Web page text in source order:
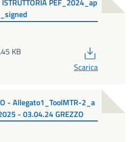
ISTRUTTORIA PEF_2024_ap
KB
Scarica
- Allegato1_ToolMTR-2_a
- 03.04.24 GREZZO